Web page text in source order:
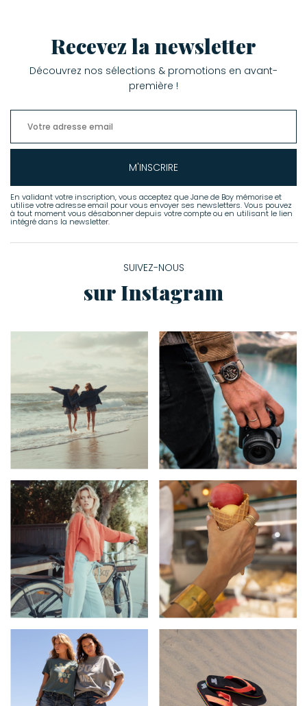
Recevez la newsletter
Découvrez nos sélections & promotions en avant-
première !
M'INSCRIRE
En validant votre inscription, vous acceptez que Jane de Boy mémorise et
utilise votre adresse email pour vous envoyer ses newsletters. Vous pouvez
à tout moment vous désabonner depuis votre compte ou en utilisant le lien
intégré dans la newsletter.
SUIVEZ-NOUS
sur Instagram